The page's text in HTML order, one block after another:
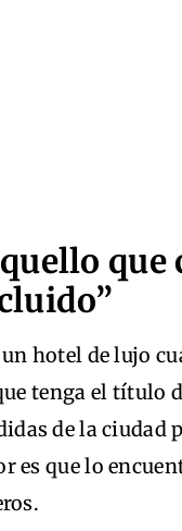
que
hotel de lujo
tenga el título
de la ciudad
es que lo